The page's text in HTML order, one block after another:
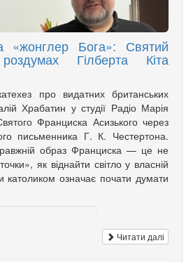
«жонглер Бога»: Святий
Гілберта Кіта
про видатних британських
Храбатин у студії Радіо Марія
Франциска Асизького через
письменника Г. К. Честертона.
образ Франциска — це не
як віднайти світло у власній
католиком означає почати думати
Читати далі